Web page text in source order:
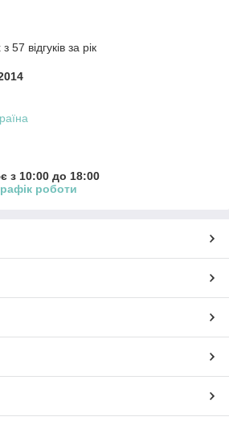
57 відгуків за рік
з 10:00 до 18:00
роботи